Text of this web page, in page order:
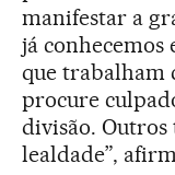
manifestar a
já conhecemos
que trabalham
procure
divisão.
lealdade”,